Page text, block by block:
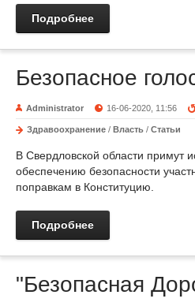
Подробнее
Безопасное
Administrator 16-06-2020, 11:56
Здравоохранение / Власть / Статьи
В Свердловской области
обеспечению безопасности
поправкам в Конституцию.
Подробнее
"Безопасная